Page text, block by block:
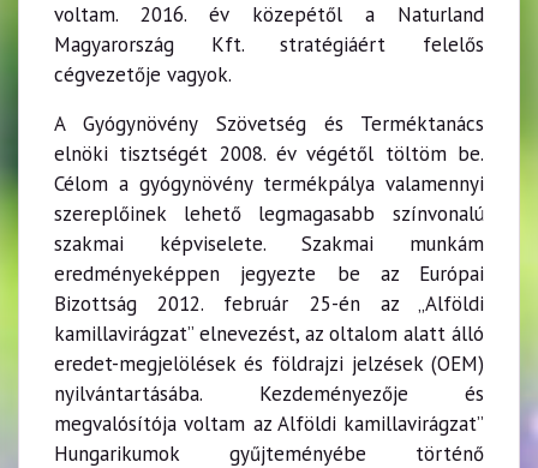
voltam. 2016. év közepétől a Naturland
Magyarország Kft. stratégiáért felelős
cégvezetője vagyok.
A Gyógynövény Szövetség és Terméktanács
elnöki tisztségét 2008. év végétől töltöm be.
Célom a gyógynövény termékpálya valamennyi
szereplőinek lehető legmagasabb színvonalú
szakmai képviselete. Szakmai munkám
eredményeképpen jegyezte be az Európai
Bizottság 2012. február 25-én az „Alföldi
kamillavirágzat” elnevezést, az oltalom alatt álló
eredet-megjelölések és földrajzi jelzések (OEM)
nyilvántartásába. Kezdeményezője és
megvalósítója voltam az Alföldi kamillavirágzat”
Hungarikumok gyűjteményébe történő